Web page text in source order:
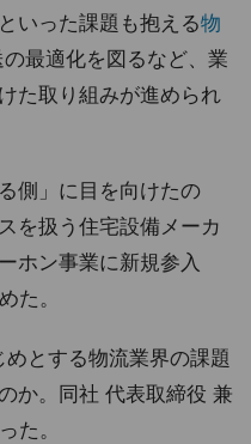
いった課題も抱える物
最適化を図るなど、業
た取り組みが進められ
側」に目を向けたの
を扱う住宅設備メーカ
ホン事業に新規参入
た。
とする物流業界の課題
か。同社 代表取締役 兼
た。